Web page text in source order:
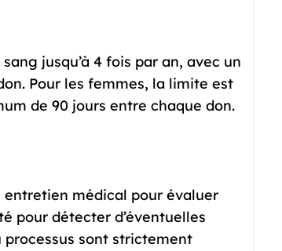
jusqu’à 4 fois par an, avec un
Pour les femmes, la limite est
de 90 jours entre chaque don.
entretien médical pour évaluer
pour détecter d’éventuelles
processus sont strictement